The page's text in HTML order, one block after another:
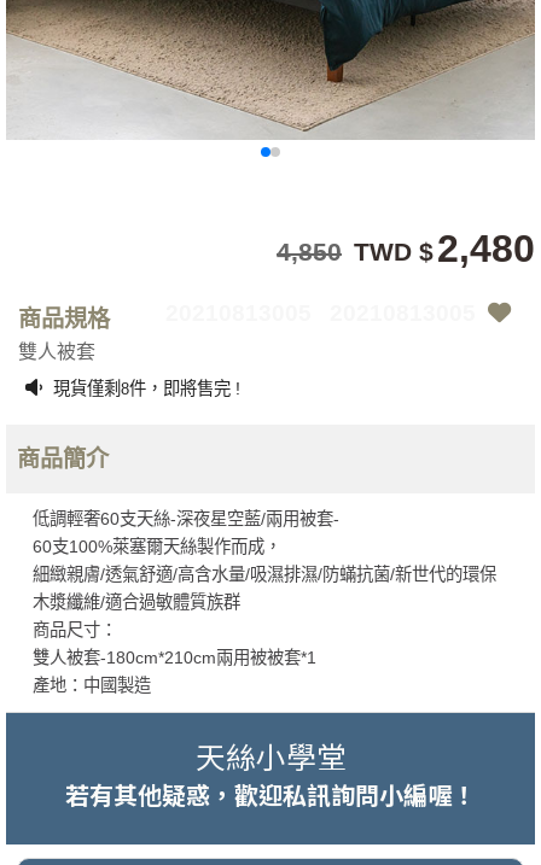
2,480
TWD $
4,850
商品規格
雙人被套
現貨僅剩 8件，即將售完 !
商品簡介
低調輕奢60支天絲-深夜星空藍/兩用被套-
60支100%萊塞爾天絲製作而成，
細緻親膚/透氣舒適/高含水量/吸濕排濕/防蟎抗菌/新世代的環保
木漿纖維/適合過敏體質族群
商品尺寸：
雙人被套-180cm*210cm兩用被被套*1
產地：中國製造
天絲小學堂
若有其他疑惑，歡迎私訊詢問小編喔！